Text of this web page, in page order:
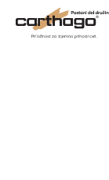
content